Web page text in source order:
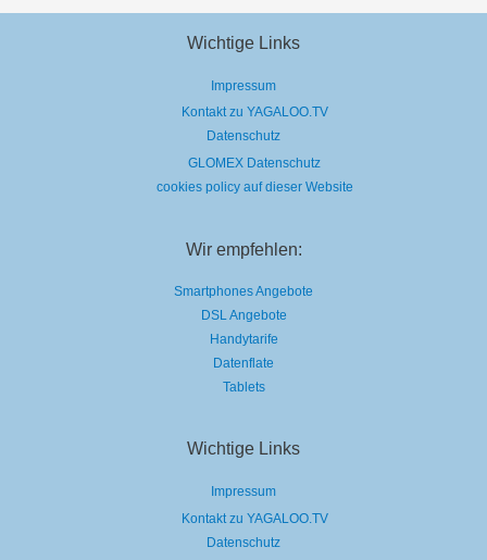
Wichtige Links
Impressum
Kontakt zu YAGALOO.TV
Datenschutz
GLOMEX Datenschutz
cookies policy auf dieser Website
Wir empfehlen:
Smartphones Angebote
DSL Angebote
Handytarife
Datenflate
Tablets
Wichtige Links
Impressum
Kontakt zu YAGALOO.TV
Datenschutz